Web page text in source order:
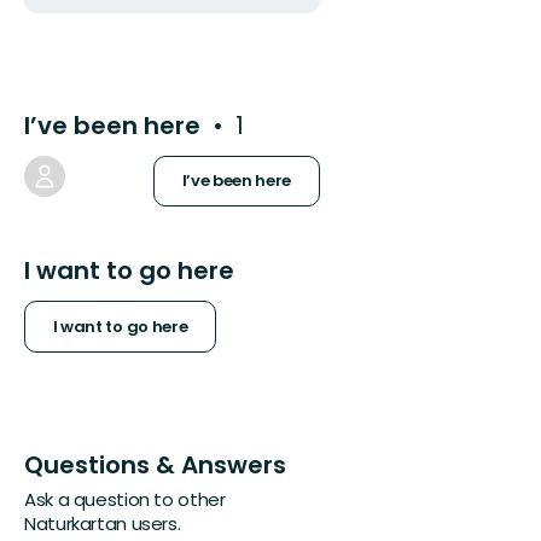
I’ve been here 1
I’ve been here
I want to go here
I want to go here
Questions & Answers
Ask a question to other
Naturkartan users.